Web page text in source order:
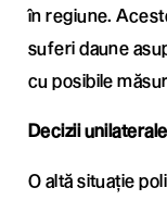
în regiune.
suferi daune
cu posibile
Decizii
O altă situație